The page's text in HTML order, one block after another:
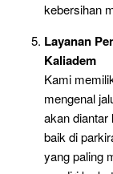
kebersihan
Layanan
Kaliadem
Kami
mengenal
akan diantar
baik di
yang paling